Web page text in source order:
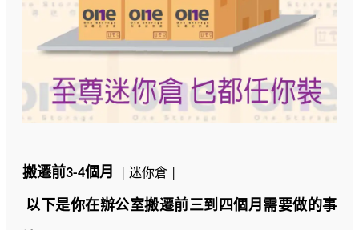
搬遷前3-4個月 | 迷你倉 |
以下是你在辦公室搬遷前三到四個月需要做的事